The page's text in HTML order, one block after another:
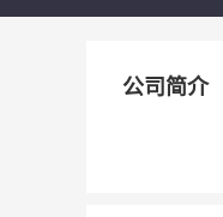
公司简介